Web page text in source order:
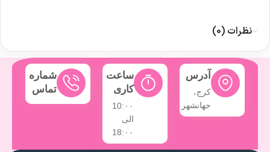
نظرات (0)
آدرس
کرج،
جهانشهر
ساعت
کاری
10:۰۰
الی
18:۰۰
شماره
تماس